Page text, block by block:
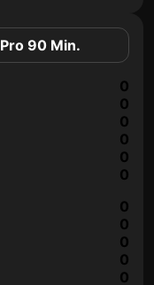
Pro 90 Min.
0
0
0
0
0
0
0
0
0
0
0